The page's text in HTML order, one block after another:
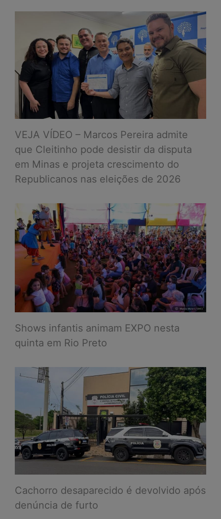
VEJA VÍDEO – Marcos Pereira admite
que Cleitinho pode desistir da disputa
em Minas e projeta crescimento do
Republicanos nas eleições de 2026
Shows infantis animam EXPO nesta
quinta em Rio Preto
Cachorro desaparecido é devolvido após
denúncia de furto